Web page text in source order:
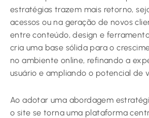
estratégias trazem mais retorno,
acessos ou na geração de novos
entre conteúdo, design e
cria uma base sólida para o
no ambiente online, refinando a
usuário e ampliando o potencial de
Ao adotar uma abordagem
o site se torna uma plataforma